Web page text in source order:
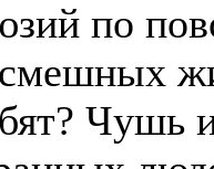
по
Чушь